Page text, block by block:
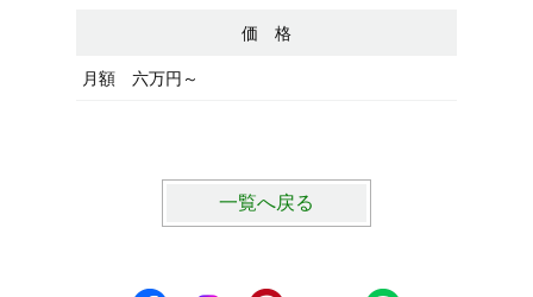
価 格
月額 六万円～
一覧へ戻る